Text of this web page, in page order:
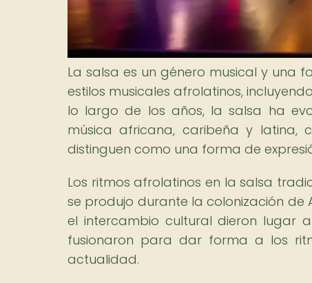
La salsa es un género musical y una
estilos musicales afrolatinos,
lo largo de los años, la salsa ha
música africana, caribeña y latina,
distinguen como una forma de
Los ritmos afrolatinos en la salsa
se produjo durante la colonización de
el intercambio cultural dieron lugar
fusionaron para dar forma a los
actualidad.